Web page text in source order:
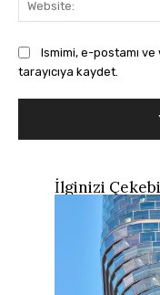
Ismimi, e-postamı
tarayıcıya kaydet.
İlginizi